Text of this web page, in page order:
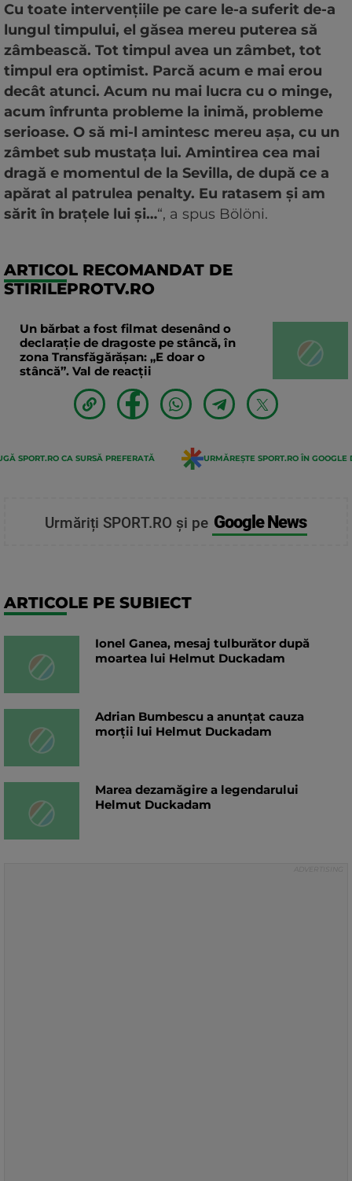
Cu toate intervențiile pe care le-a suferit de-a
lungul timpului, el găsea mereu puterea să
zâmbească. Tot timpul avea un zâmbet, tot
timpul era optimist. Parcă acum e mai erou
decât atunci. Acum nu mai lucra cu o minge,
acum înfrunta probleme la inimă, probleme
serioase. O să mi-l amintesc mereu așa, cu un
zâmbet sub mustața lui. Amintirea cea mai
dragă e momentul de la Sevilla, de după ce a
apărat al patrulea penalty. Eu ratasem și am
sărit în brațele lui și…“, a spus Bölöni.
ARTICOL RECOMANDAT DE
STIRILEPROTV.RO
Un bărbat a fost filmat desenând o
declaraţie de dragoste pe stâncă, în
zona Transfăgărăşan: „E doar o
stâncă”. Val de reacții
SPORT.RO CA SURSĂ PREFERATĂ URMĂREȘTE SPORT.RO ÎN GOOGLE
Urmăriți SPORT.RO și pe Google News
ARTICOLE PE SUBIECT
Ionel Ganea, mesaj tulburător după
moartea lui Helmut Duckadam
Adrian Bumbescu a anunțat cauza
morții lui Helmut Duckadam
Marea dezamăgire a legendarului
Helmut Duckadam